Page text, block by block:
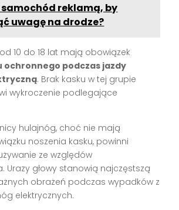
reklamą, by
uwagę na drodze?
10 do 18 lat mają obowiązek
ochronnego podczas jazdy
. Brak kasku w tej grupie
wykroczenie podlegające
hulajnóg, choć nie mają
noszenia kasku, powinni
ze względów
Urazy głowy stanowią najczęstszą
obrażeń podczas wypadków z
elektrycznych.